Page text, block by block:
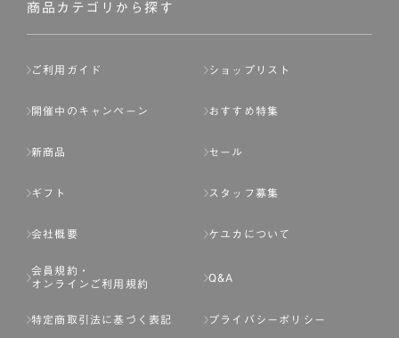
商品カテゴリから探す
ご利用ガイド ショップリスト
開催中のキャンペーン おすすめ特集
新商品 セール
ギフト スタッフ募集
会社概要 ケユカについて
会員規約・
オンラインご利用規約
Q&A
特定商取引法に基づく表記 プライバシーポリシー